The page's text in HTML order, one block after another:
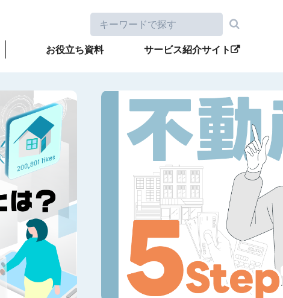
お役立ち資料 サービス紹介サイト